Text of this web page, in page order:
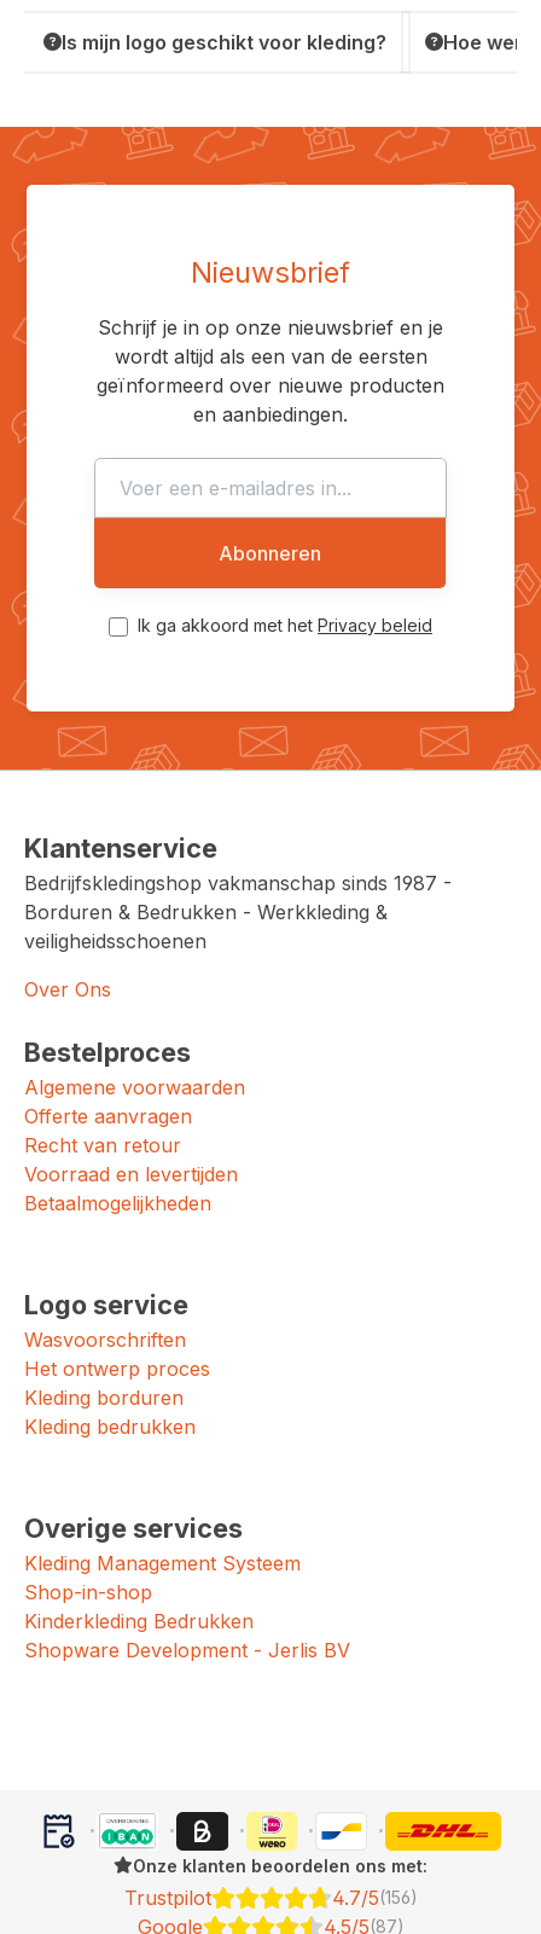
Is mijn logo geschikt voor kleding? Hoe
Nieuwsbrief
Schrijf je in op onze nieuwsbrief en je
wordt altijd als een van de eersten
geïnformeerd over nieuwe producten
en aanbiedingen.
Abonneren
Ik ga akkoord met het Privacy beleid
Klantenservice
Bedrijfskledingshop vakmanschap sinds 1987 -
Borduren & Bedrukken - Werkkleding &
veiligheidsschoenen
Over Ons
Bestelproces
Algemene voorwaarden
Offerte aanvragen
Recht van retour
Voorraad en levertijden
Betaalmogelijkheden
Logo service
Wasvoorschriften
Het ontwerp proces
Kleding borduren
Kleding bedrukken
Overige services
Kleding Management Systeem
Shop-in-shop
Kinderkleding Bedrukken
Shopware Development - Jerlis BV
Onze klanten beoordelen ons met:
Trustpilot 4.7/5(156)
Google 4.5/5(87)